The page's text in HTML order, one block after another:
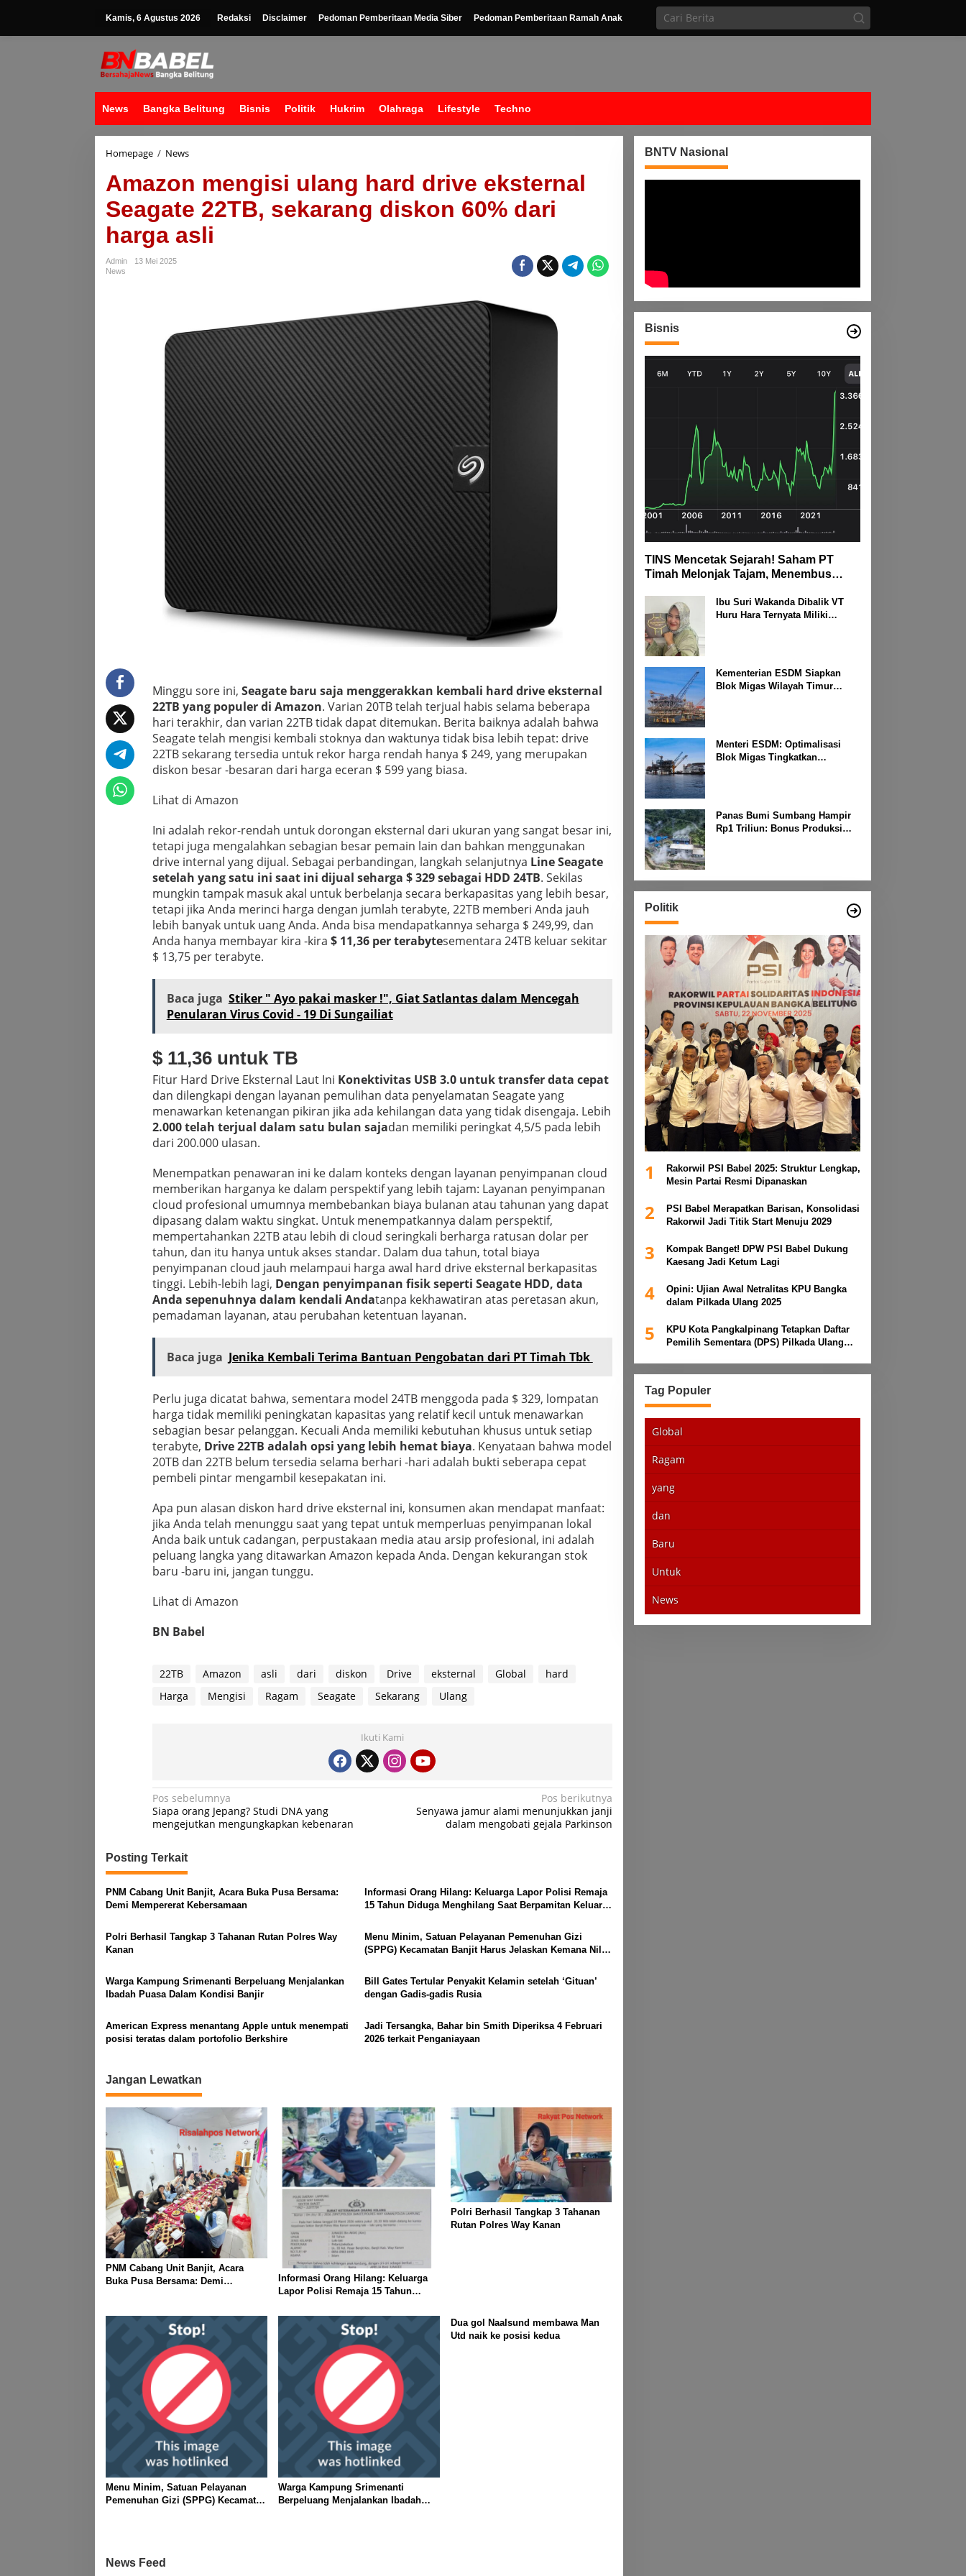
Kamis, 6 Agustus 2026 Redaksi Disclaimer Pedoman Pemberitaan Media Siber Pedoman Pemberitaan Ramah Anak
News Bangka Belitung Bisnis Politik Hukrim Olahraga Lifestyle Techno
Homepage / NewsAmazon
ulang
hard
drive
eksternal
Seagate
22TB,
Amazon mengisi ulang hard drive eksternal
Seagate 22TB, sekarang diskon 60% dari
harga asli
Admin
13 Mei 2025
News
Minggu sore ini, Seagate baru saja menggerakkan kembali hard drive eksternal
22TB yang populer di Amazon. Varian 20TB telah terjual habis selama beberapa
hari terakhir, dan varian 22TB tidak dapat ditemukan. Berita baiknya adalah bahwa
Seagate telah mengisi kembali stoknya dan waktunya tidak bisa lebih tepat: drive
22TB sekarang tersedia untuk rekor harga rendah hanya $ 249, yang merupakan
diskon besar -besaran dari harga eceran $ 599 yang biasa.
Lihat di Amazon
Ini adalah rekor-rendah untuk dorongan eksternal dari ukuran yang sangat besar ini,
tetapi juga mengalahkan sebagian besar pemain lain dan bahkan menggunakan
drive internal yang dijual. Sebagai perbandingan, langkah selanjutnya Line Seagate
setelah yang satu ini saat ini dijual seharga $ 329 sebagai HDD 24TB. Sekilas
mungkin tampak masuk akal untuk berbelanja secara berkapasitas yang lebih besar,
tetapi jika Anda merinci harga dengan jumlah terabyte, 22TB memberi Anda jauh
lebih banyak untuk uang Anda. Anda bisa mendapatkannya seharga $ 249,99, dan
Anda hanya membayar kira -kira $ 11,36 per terabytesementara 24TB keluar sekitar
$ 13,75 per terabyte.
Baca juga Stiker " Ayo pakai masker !", Giat Satlantas dalam Mencegah
Penularan Virus Covid - 19 Di Sungailiat
$ 11,36 untuk TB
Fitur Hard Drive Eksternal Laut Ini Konektivitas USB 3.0 untuk transfer data cepat
dan dilengkapi dengan layanan pemulihan data penyelamatan Seagate yang
menawarkan ketenangan pikiran jika ada kehilangan data yang tidak disengaja. Lebih
2.000 telah terjual dalam satu bulan sajadan memiliki peringkat 4,5/5 pada lebih
dari 200.000 ulasan.
Menempatkan penawaran ini ke dalam konteks dengan layanan penyimpanan cloud
memberikan harganya ke dalam perspektif yang lebih tajam: Layanan penyimpanan
cloud profesional umumnya membebankan biaya bulanan atau tahunan yang dapat
dipasang dalam waktu singkat. Untuk menempatkannya dalam perspektif,
mempertahankan 22TB atau lebih di cloud seringkali berharga ratusan dolar per
tahun, dan itu hanya untuk akses standar. Dalam dua tahun, total biaya
penyimpanan cloud jauh melampaui harga awal hard drive eksternal berkapasitas
tinggi. Lebih-lebih lagi, Dengan penyimpanan fisik seperti Seagate HDD, data
Anda sepenuhnya dalam kendali Andatanpa kekhawatiran atas peretasan akun,
pemadaman layanan, atau perubahan ketentuan layanan.
Baca juga Jenika Kembali Terima Bantuan Pengobatan dari PT Timah Tbk
Perlu juga dicatat bahwa, sementara model 24TB menggoda pada $ 329, lompatan
harga tidak memiliki peningkatan kapasitas yang relatif kecil untuk menawarkan
sebagian besar pelanggan. Kecuali Anda memiliki kebutuhan khusus untuk setiap
terabyte, Drive 22TB adalah opsi yang lebih hemat biaya. Kenyataan bahwa model
20TB dan 22TB belum tersedia selama berhari -hari adalah bukti seberapa cepat
pembeli pintar mengambil kesepakatan ini.
Apa pun alasan diskon hard drive eksternal ini, konsumen akan mendapat manfaat:
jika Anda telah menunggu saat yang tepat untuk memperluas penyimpanan lokal
Anda baik untuk cadangan, perpustakaan media atau arsip profesional, ini adalah
peluang langka yang ditawarkan Amazon kepada Anda. Dengan kekurangan stok
baru -baru ini, jangan tunggu.
Lihat di Amazon
BN Babel
22TB Amazon asli dari diskon Drive eksternal Global
hard
Harga
Mengisi Ragam Seagate Sekarang Ulang
Ikuti Kami
Navigasi
pos
Pos sebelumnya
Siapa orang Jepang? Studi DNA yang
mengejutkan mengungkapkan kebenaran
Pos berikutnya
Senyawa jamur alami menunjukkan janji
dalam mengobati gejala Parkinson
Posting Terkait
PNM Cabang Unit Banjit, Acara Buka Pusa Bersama:
Demi Mempererat Kebersamaan
Informasi Orang Hilang: Keluarga Lapor Polisi Remaja
15 Tahun Diduga Menghilang Saat Berpamitan Keluar
Polri Berhasil Tangkap 3 Tahanan Rutan Polres Way
Kanan
Menu Minim, Satuan Pelayanan Pemenuhan Gizi
(SPPG) Kecamatan Banjit Harus Jelaskan Kemana Nilai
Warga Kampung Srimenanti Berpeluang Menjalankan
Ibadah Puasa Dalam Kondisi Banjir
Bill Gates Tertular Penyakit Kelamin setelah ‘Gituan’
dengan Gadis-gadis Rusia
American Express menantang Apple untuk menempati
posisi teratas dalam portofolio Berkshire
Jadi Tersangka, Bahar bin Smith Diperiksa 4 Februari
2026 terkait Penganiayaan
Jangan Lewatkan
PNM Cabang Unit Banjit, Acara
Buka Pusa Bersama: Demi
Informasi Orang Hilang: Keluarga
Lapor Polisi Remaja 15 Tahun
Berpamitan Keluar Sebentar
Polri Berhasil Tangkap 3 Tahanan
Rutan Polres Way Kanan
Menu Minim, Satuan Pelayanan
Pemenuhan Gizi (SPPG) Kecamatan
Warga Kampung Srimenanti
Berpeluang Menjalankan Ibadah
Dua gol Naalsund membawa Man
Utd naik ke posisi kedua
News Feed
BNTV Nasional
Bisnis
TINS Mencetak Sejarah! Saham PT
Timah Melonjak Tajam, Menembus
Ibu Suri Wakanda Dibalik VT
Huru Hara Ternyata Miliki
Kementerian ESDM Siapkan
Blok Migas Wilayah Timur
Menteri ESDM: Optimalisasi
Blok Migas Tingkatkan
Panas Bumi Sumbang Hampir
Rp1 Triliun: Bonus Produksi
Politik
1
Rakorwil PSI Babel 2025: Struktur Lengkap,
Mesin Partai Resmi Dipanaskan
2
PSI Babel Merapatkan Barisan, Konsolidasi
Rakorwil Jadi Titik Start Menuju 2029
3
Kompak Banget! DPW PSI Babel Dukung
Kaesang Jadi Ketum Lagi
4
Opini: Ujian Awal Netralitas KPU Bangka
dalam Pilkada Ulang 2025
5
KPU Kota Pangkalpinang Tetapkan Daftar
Pemilih Sementara (DPS) Pilkada Ulang
Tag Populer
Global
Ragam
yang
dan
Baru
Untuk
News